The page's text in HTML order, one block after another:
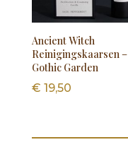
Ancient Witch
Reinigingskaarsen –
Gothic Garden
€ 19,50